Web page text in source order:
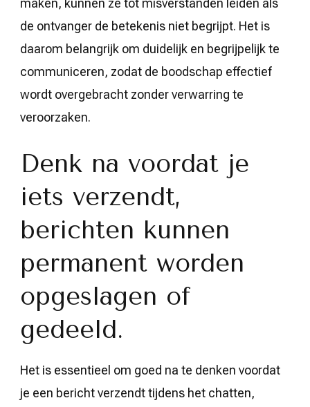
maken, kunnen ze tot misverstanden leiden als
de ontvanger de betekenis niet begrijpt. Het is
daarom belangrijk om duidelijk en begrijpelijk te
communiceren, zodat de boodschap effectief
wordt overgebracht zonder verwarring te
veroorzaken.
Denk na voordat je
iets verzendt,
berichten kunnen
permanent worden
opgeslagen of
gedeeld.
Het is essentieel om goed na te denken voordat
je een bericht verzendt tijdens het chatten,